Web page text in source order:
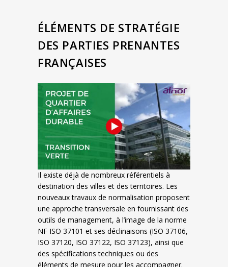
ÉLÉMENTS DE STRATÉGIE
DES PARTIES PRENANTES
FRANÇAISES
Il existe déjà de nombreux référentiels à
destination des villes et des territoires. Les
nouveaux travaux de normalisation proposent
une approche transversale en fournissant des
outils de management, à l’image de la norme
NF ISO 37101 et ses déclinaisons (ISO 37106,
ISO 37120, ISO 37122, ISO 37123), ainsi que
des spécifications techniques ou des
éléments de mesure pour les accompagner.